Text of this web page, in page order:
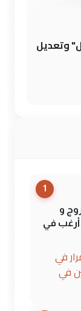
وتعديل
1
و
أرغب في
في
في